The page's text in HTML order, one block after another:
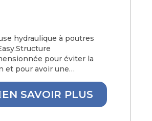
hydraulique à poutres
pour éviter la
et pour avoir une…
EN SAVOIR PLUS